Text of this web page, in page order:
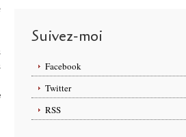
Suivez-moi
Facebook
Twitter
RSS